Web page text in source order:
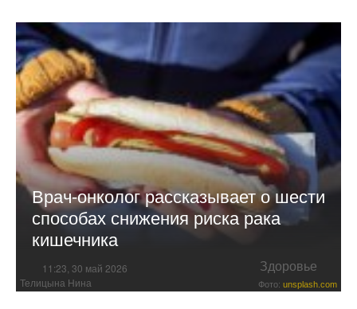
Врач-онколог рассказывает о шести
способах снижения риска рака
кишечника
11:23, 30 май 2026 Здоровье
Телицына Нина Фото: unsplash.com